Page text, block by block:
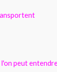
peut